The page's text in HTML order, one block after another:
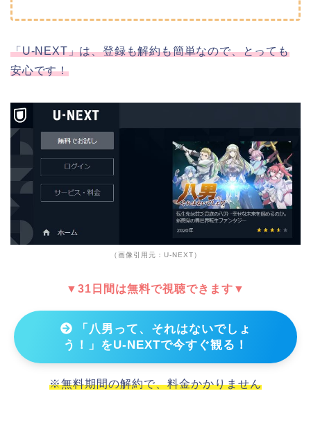
「U-NEXT」は、登録も解約も簡単なので、とっても
安心です！
（画像引用元：U-NEXT）
▼31日間は無料で視聴できます▼
「八男って、それはないでしょ
う！」をU-NEXTで今すぐ観る！
※無料期間の解約で、料金かかりません